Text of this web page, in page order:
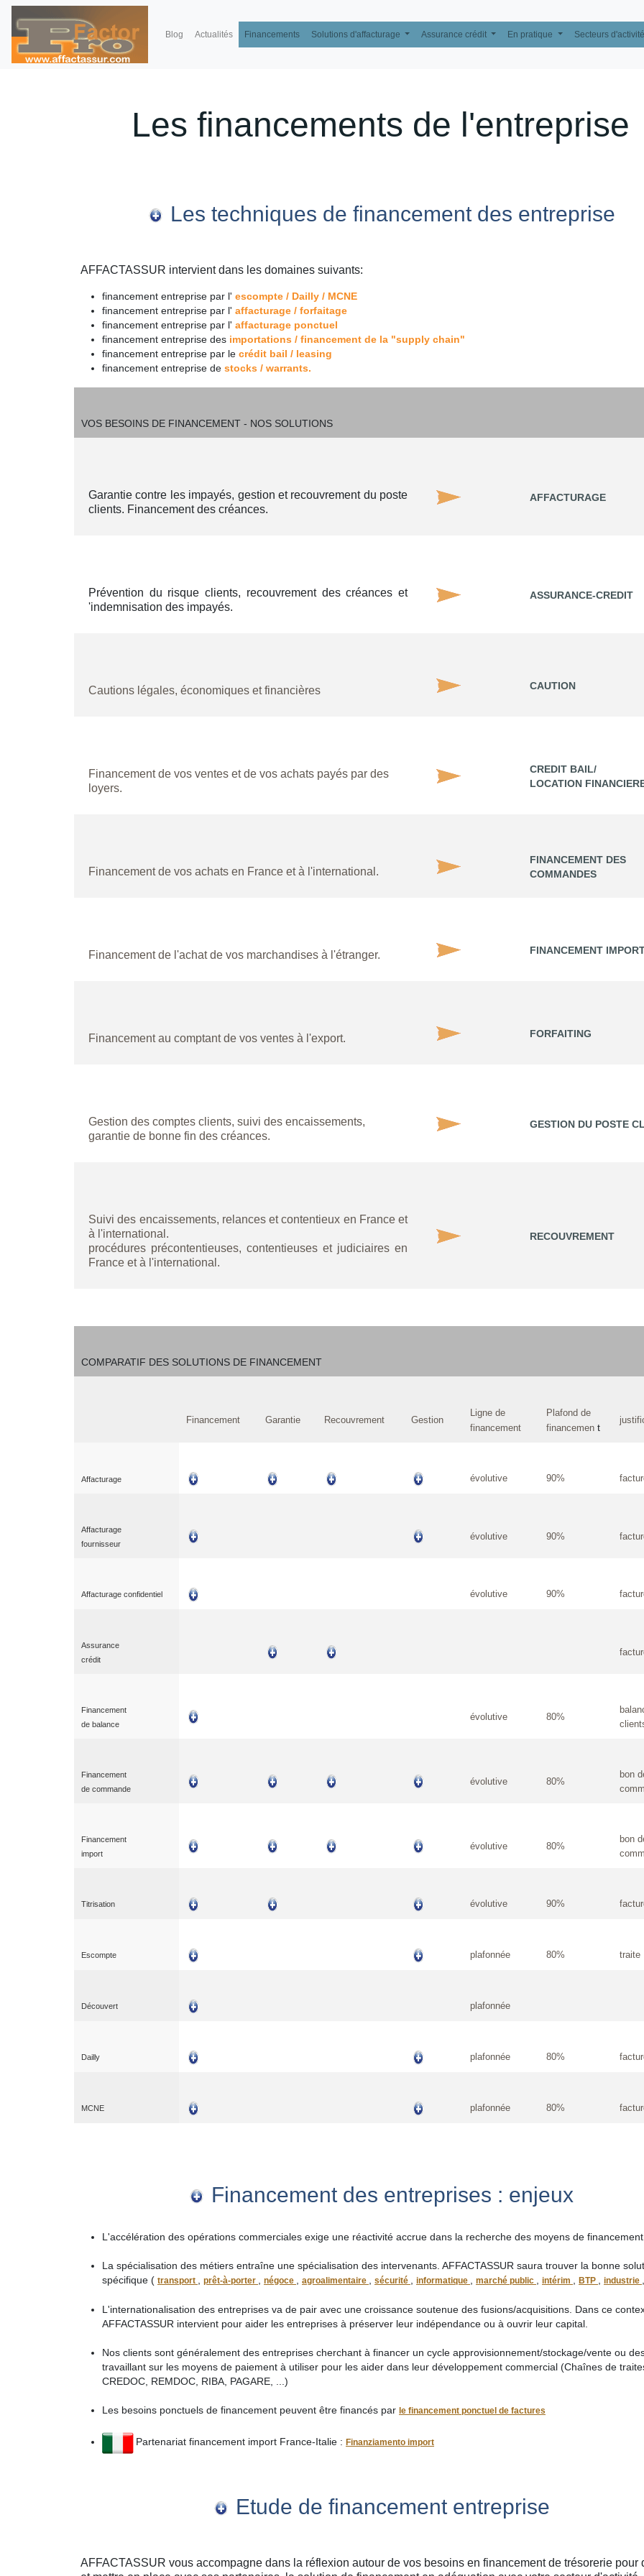
Blog Actualités Financements Solutions d'affacturage Assurance crédit En pratique Secteurs
Les financements de l'entreprise
Les techniques de financement des entreprise
AFFACTASSUR intervient dans les domaines suivants:
financement entreprise par l' escompte / Dailly / MCNE
financement entreprise par l' affacturage / forfaitage
financement entreprise par l' affacturage ponctuel
financement entreprise des importations / financement de la "supply chain"
financement entreprise par le crédit bail / leasing
financement entreprise de stocks / warrants.
VOS BESOINS DE FINANCEMENT - NOS SOLUTIONS
Garantie contre les impayés, gestion et recouvrement du poste
clients. Financement des créances.
AFFACTURAGE
Prévention du risque clients, recouvrement des créances et
'indemnisation des impayés.
ASSURANCE-CREDIT
Cautions légales, économiques et financières CAUTION
Financement de vos ventes et de vos achats payés par des
loyers.
CREDIT BAIL/
LOCATION
Financement de vos achats en France et à l'international.
FINANCEMENT DES
COMMANDES
Financement de l'achat de vos marchandises à l'étranger. FINANCEMENT
Financement au comptant de vos ventes à l'export. FORFAITING
Gestion des comptes clients, suivi des encaissements,
garantie de bonne fin des créances.
GESTION DU POSTE
Suivi des encaissements, relances et contentieux en France et
à l'international.
procédures précontentieuses, contentieuses et judiciaires en
France et à l'international.
RECOUVREMENT
COMPARATIF DES SOLUTIONS DE FINANCEMENT
Financement Garantie Recouvrement Gestion
Ligne de
financement
Plafond de
financemen t
Affacturage évolutive 90%
Affacturage
fournisseur
évolutive 90%
Affacturage confidentiel évolutive 90%
Assurance
crédit
Financement
de balance
évolutive 80%
Financement
de commande
évolutive 80%
bon
Financement
import
évolutive 80%
bon
Titrisation évolutive 90%
Escompte plafonnée 80% traite
Découvert plafonnée
Dailly plafonnée 80%
MCNE plafonnée 80%
Financement des entreprises : enjeux
L'accélération des opérations commerciales exige une réactivité accrue dans la recherche des moyens de financement.
La spécialisation des métiers entraîne une spécialisation des intervenants. AFFACTASSUR saura trouver la bonne
spécifique ( transport prêt-à-porter négoce agroalimentaire sécurité informatique marché public intérim BTP industrie
L'internationalisation des entreprises va de pair avec une croissance soutenue des fusions/acquisitions. Dans ce
AFFACTASSUR intervient pour aider les entreprises à préserver leur indépendance ou à ouvrir leur capital.
Nos clients sont généralement des entreprises cherchant à financer un cycle approvisionnement/stockage/vente ou
travaillant sur les moyens de paiement à utiliser pour les aider dans leur développement commercial (Chaînes de
CREDOC, REMDOC, RIBA, PAGARE, ...)
Les besoins ponctuels de financement peuvent être financés par le financement ponctuel de factures
Partenariat financement import France-Italie : Finanziamento import
Etude de financement entreprise
AFFACTASSUR vous accompagne dans la réflexion autour de vos besoins en financement de trésorerie pour